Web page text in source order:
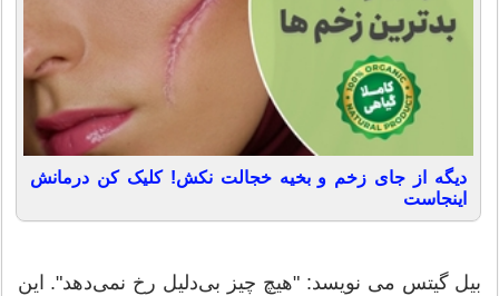
دیگه از جای زخم و بخیه خجالت نکش! کلیک کن درمانش
اینجاست
بیل گیتس می نویسد: "هیچ چیز بی‌دلیل رخ نمی‌دهد". این